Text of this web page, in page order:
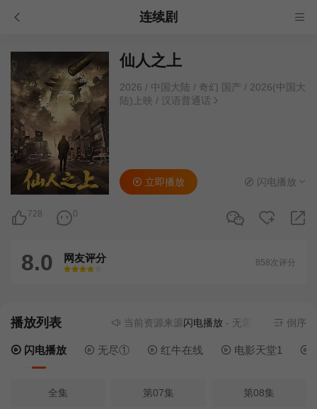
连续剧
仙人之上
2026 / 中国大陆 / 奇幻 国产 / 2026(中国大
陆)上映 / 汉语普通话
728 0
立即播放 闪电播放
8.0 网友评分
很差
较差还行推荐力荐
858次评分
播放列表 当前资源来源闪电播放- 无需安装任何插件
倒序
闪电播放 无尽① 红牛在线 电影天堂1
全集 第07集 第08集